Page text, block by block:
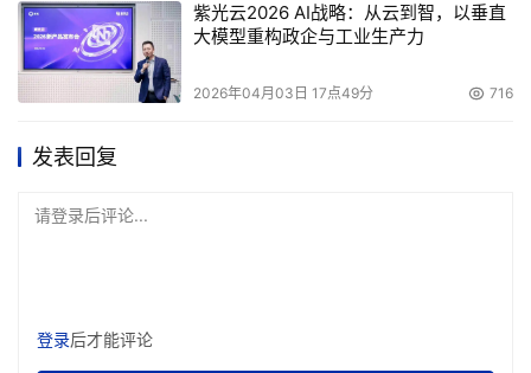
紫光云2026 AI战略：从云到智，以垂直
大模型重构政企与工业生产力
2026年04月03日 17点49分 716
发表回复
请登录后评论...
登录后才能评论